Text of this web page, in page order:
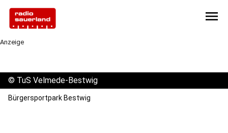
menu
Anzeige
© TuS Velmede-Bestwig
Bürgersportpark Bestwig